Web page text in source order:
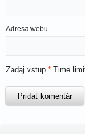
Adresa webu
Zadaj vstup * Time